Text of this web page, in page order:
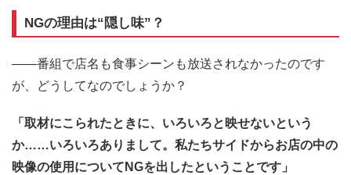
NGの理由は“隠し味”？
――番組で店名も食事シーンも放送されなかったのです
が、どうしてなのでしょうか？
「取材にこられたときに、いろいろと映せないという
か……いろいろありまして。私たちサイドからお店の中の
映像の使用についてNGを出したということです」